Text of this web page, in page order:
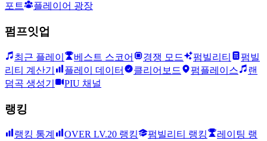
포트
플레이어 광장
펌프잇업
최근 플레이 베스트 스코어 경쟁 모드 펌빌리티
펌빌
리티 계산기
플레이 데이터 클리어보드 펌플레이스
랜
덤곡 생성기
PIU 채널
랭킹
랭킹 통계 OVER LV.20 랭킹 펌빌리티 랭킹 레이팅 랭